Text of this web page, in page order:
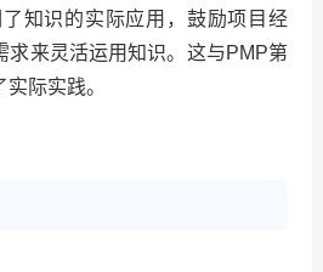
知识的实际应用，鼓励项目经
求来灵活运用知识。这与PMP第
际实践。